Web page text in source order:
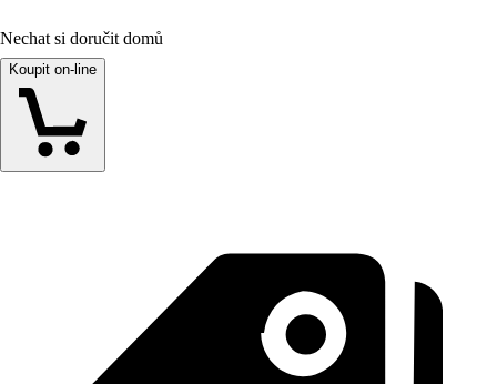
Nechat si doručit domů
Koupit on-line